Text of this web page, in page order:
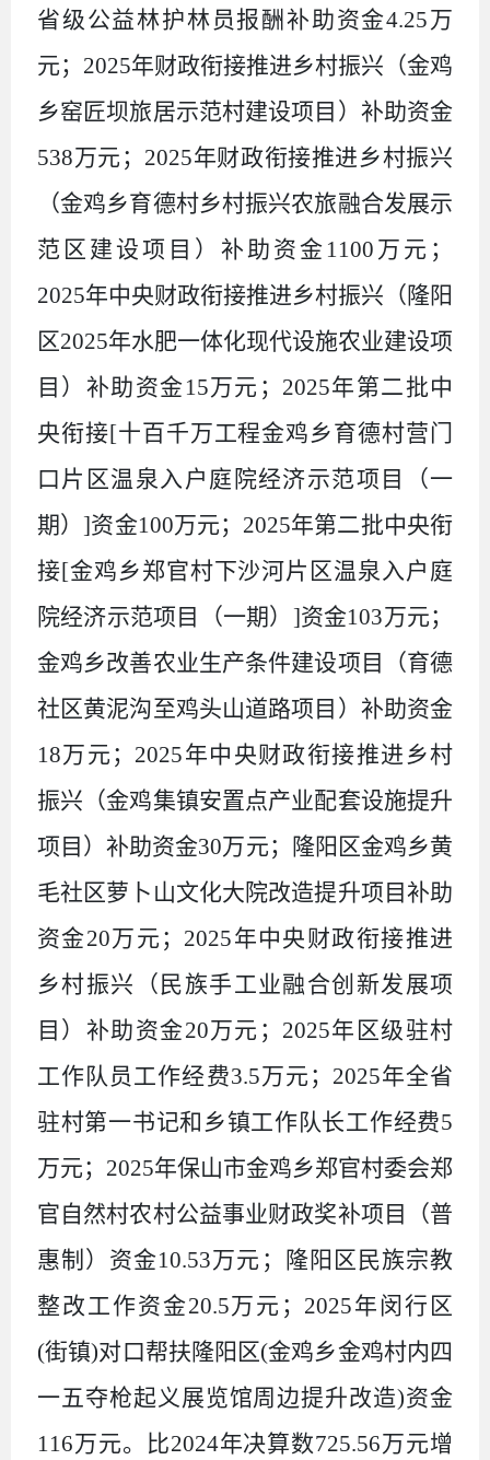
省级公益林护林员报酬补助资金4.25万
元； 2025年财政衔接推进乡村振兴（金鸡
乡窑匠坝旅居示范村建设项目）补助资金
538万元； 2025年财政衔接推进乡村振兴
（金鸡乡育德村乡村振兴农旅融合发展示
范区建设项目）补助资金 1100 万元；
2025年中央财政衔接推进乡村振兴（隆阳
区2025年水肥一体化现代设施农业建设项
目）补助资金15万元； 2025年第二批中
央衔接[十百千万工程金鸡乡育德村营门
口片区温泉入户庭院经济示范项目（一
期）]资金100万元； 2025年第二批中央衔
接[金鸡乡郑官村下沙河片区温泉入户庭
院经济示范项目（一期） ]资金103万元；
金鸡乡改善农业生产条件建设项目（育德
社区黄泥沟至鸡头山道路项目）补助资金
18万元； 2025年中央财政衔接推进乡村
振兴（金鸡集镇安置点产业配套设施提升
项目）补助资金30万元；隆阳区金鸡乡黄
毛社区萝卜山文化大院改造提升项目补助
资金20万元； 2025年中央财政衔接推进
乡村振兴（民族手工业融合创新发展项
目）补助资金20万元； 2025年区级驻村
工作队员工作经费3.5万元； 2025年全省
驻村第一书记和乡镇工作队长工作经费5
万元； 2025年保山市金鸡乡郑官村委会郑
官自然村农村公益事业财政奖补项目（普
惠制）资金10.53万元；隆阳区民族宗教
整改工作资金20.5万元； 2025年闵行区
(街镇)对口帮扶隆阳区(金鸡乡金鸡村内四
一五夺枪起义展览馆周边提升改造)资金
116万元。比2024年决算数725.56万元增